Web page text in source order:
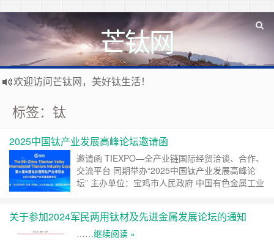
芒钛网
欢迎访问芒钛网，美好钛生活！
标签：钛
2025中国钛产业发展高峰论坛邀请函
邀请函 TIEXPO—全产业链国际经贸洽谈、合作、
交流平台 同期举办“2025中国钛产业发展高峰论
坛” 主办单位：宝鸡市人民政府 中国有色金属工业
展览有限公司 协办单位：西北有色金属研究院 陕
西钛谷新材料产业发展(集团)有限公司 陕西省钛及
关于参加2024军民两用钛材及先进金属发展论坛的通知
……继续阅读 »